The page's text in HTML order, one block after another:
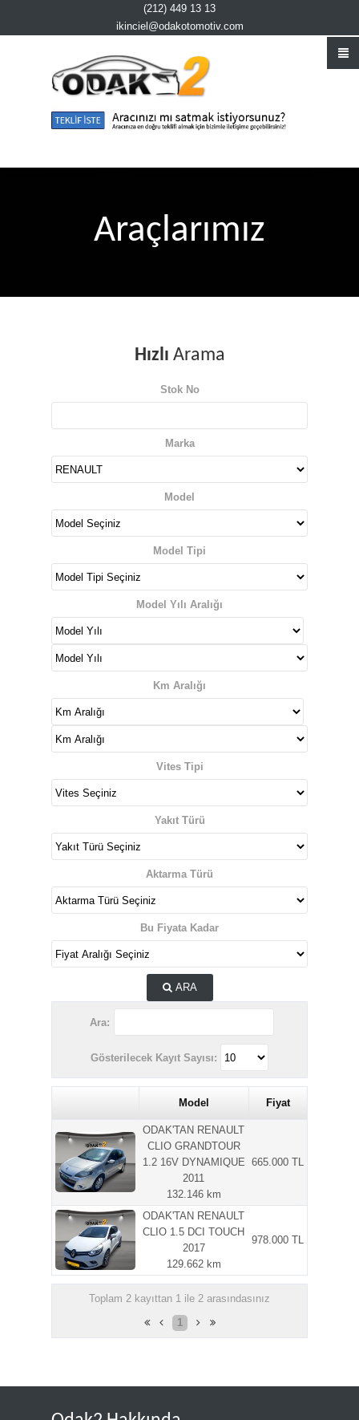
(212) 449 13 13
ikinciel@odakotomotiv.com
Araçlarımız
Hızlı Arama
Stok No
Marka
Model
Model Tipi
Model Yılı Aralığı
Km Aralığı
Vites Tipi
Yakıt Türü
Aktarma Türü
Bu Fiyata Kadar
ARA
Ara:
Gösterilecek Kayıt Sayısı:
Model Fiyat
ODAK'TAN RENAULT
CLIO GRANDTOUR
1.2 16V DYNAMIQUE
2011
132.146 km
665.000 TL
ODAK'TAN RENAULT
CLIO 1.5 DCI TOUCH
2017
129.662 km
978.000 TL
Toplam 2 kayıttan 1 ile 2 arasındasınız
1